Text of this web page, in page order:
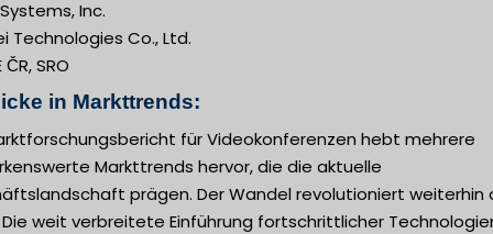
Inc.
Technologies Co., Ltd.
SRO
in Markttrends:
für Videokonferenzen hebt mehrere
Markttrends hervor, die die aktuelle
prägen. Der Wandel revolutioniert weiterhin
Die weit verbreitete Einführung fortschrittlicher